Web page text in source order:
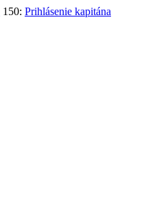
150: Prihlásenie kapitána